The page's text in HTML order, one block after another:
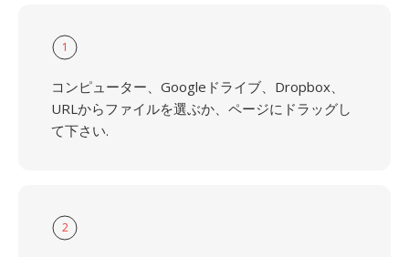
1
コンピューター、Googleドライブ、Dropbox、
URLからファイルを選ぶか、ページにドラッグし
て下さい.
2